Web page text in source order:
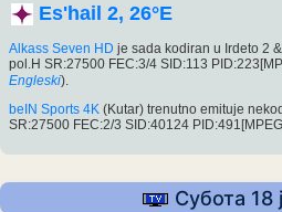
Es'hail 2, 26°E
Alkass Seven HD je sada kodiran u Irdeto 2
pol.H SR:27500 FEC:3/4 SID:113
Engleski).
beIN Sports 4K (Kutar) trenutno emituje
SR:27500 FEC:2/3 SID:40124
Субота 18